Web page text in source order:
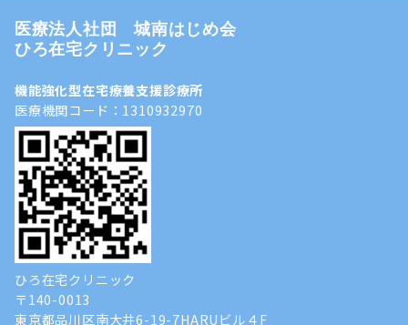
医療法人社団 城南はじめ会
ひろ在宅クリニック
機能強化型在宅療養支援診療所
医療機関コード：1310932970
ひろ在宅クリニック
〒140-0013
東京都品川区南大井6-19-7HARUビル４F